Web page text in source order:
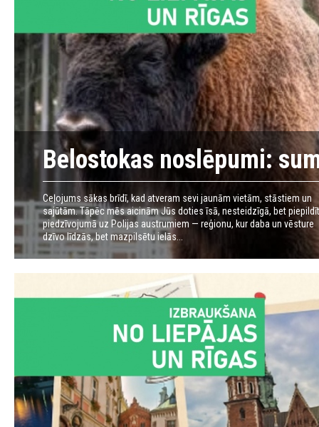
Belostokas noslēpumi:
Ceļojums sākas brīdī, kad atveram sevi jaunām vietām, stāstiem un
sajūtām. Tāpēc mēs aicinām Jūs doties īsā, nesteidzīgā, bet
piedzīvojumā uz Polijas austrumiem — reģionu, kur daba un vēsture
dzīvo līdzās, bet mazpilsētu ielās...